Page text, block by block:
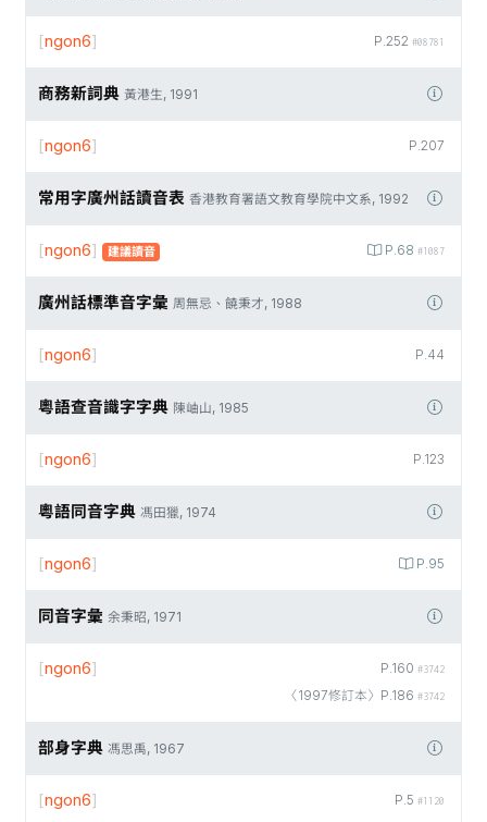
P.252 #08781
[ngon6]
商務新詞典 黃港生, 1991
P.207
[ngon6]
常用字廣州話讀音表 香港教育署語文教育學院中文系, 1992
P.68 #1087
[ngon6] 建議讀音
廣州話標準音字彙 周無忌、饒秉才, 1988
P.44
[ngon6]
粵語查音識字字典 陳岫山, 1985
P.123
[ngon6]
粵語同音字典 馮田獵, 1974
P.95
[ngon6]
同音字彙 余秉昭, 1971
P.160 #3742
〈1997修訂本〉P.186 #3742
[ngon6]
部身字典 馮思禹, 1967
P.5 #1120
[ngon6]